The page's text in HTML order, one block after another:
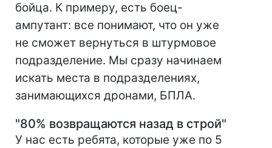
бойца. К примеру, есть боец-
ампутант: все понимают, что он уже
не сможет вернуться в штурмовое
подразделение. Мы сразу начинаем
искать места в подразделениях,
занимающихся дронами, БПЛА.
"80% возвращаются назад в строй"
У нас есть ребята, которые уже по 5